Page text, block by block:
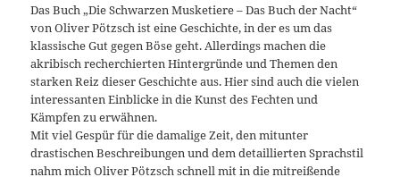
Das Buch „Die Schwarzen Musketiere – Das Buch der Nacht“
von Oliver Pötzsch ist eine Geschichte, in der es um das
klassische Gut gegen Böse geht. Allerdings machen die
akribisch recherchierten Hintergründe und Themen den
starken Reiz dieser Geschichte aus. Hier sind auch die vielen
interessanten Einblicke in die Kunst des Fechten und
Kämpfen zu erwähnen.
Mit viel Gespür für die damalige Zeit, den mitunter
drastischen Beschreibungen und dem detaillierten Sprachstil
nahm mich Oliver Pötzsch schnell mit in die mitreißende